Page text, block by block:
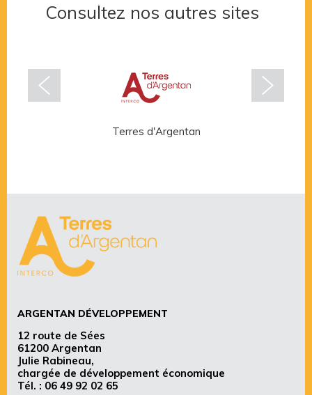
Consultez nos autres sites
Terres d'Argentan
ARGENTAN DÉVELOPPEMENT
12 route de Sées
61200 Argentan
Julie Rabineau,
chargée de développement économique
Tél. : 06 49 92 02 65